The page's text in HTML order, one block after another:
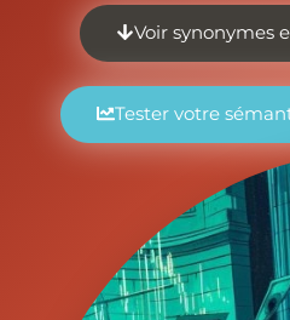
Voir synonymes
Tester votre